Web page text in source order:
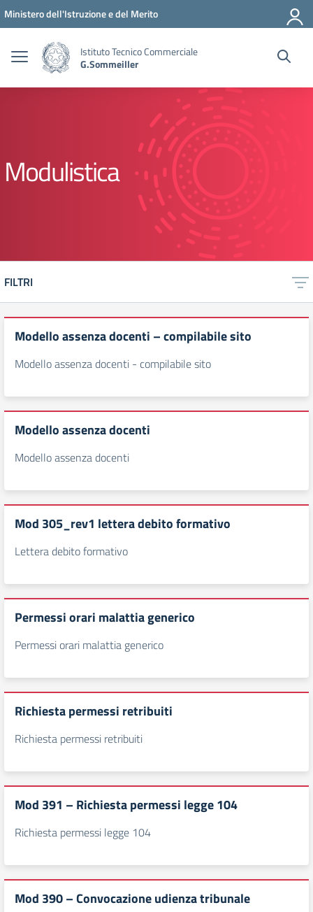
Vai ai contenuti
Vai al menu di navigazione
Vai al footer
Ministero dell'Istruzione e del Merito
Istituto Tecnico Commerciale
G.Sommeiller
Modulistica
FILTRI
Modello assenza docenti – compilabile sito
Modello assenza docenti - compilabile sito
Modello assenza docenti
Modello assenza docenti
Mod 305_rev1 lettera debito formativo
Lettera debito formativo
Permessi orari malattia generico
Permessi orari malattia generico
Richiesta permessi retribuiti
Richiesta permessi retribuiti
Mod 391 – Richiesta permessi legge 104
Richiesta permessi legge 104
Mod 390 – Convocazione udienza tribunale